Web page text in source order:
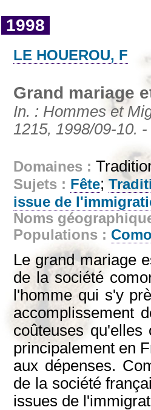
1998
LE HOUEROU, F
Grand mariage
In. : Hommes et
1215, 1998/09-10.
Domaines :
Sujets : Fête;
issue de
Noms
Populations :
Le grand mariage
de la société
l'homme qui s'y
accomplissement
coûteuses
principalement en
aux dépenses.
de la société
issues de